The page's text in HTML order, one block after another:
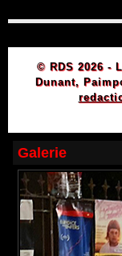
© RDS 2026 -
Dunant,
Galerie